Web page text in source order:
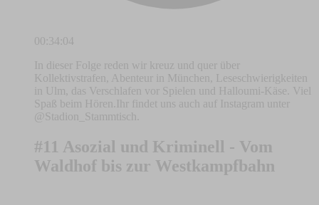
00:34:04
In dieser Folge reden wir kreuz und quer über
Kollektivstrafen, Abenteur in München, Leseschwierigkeiten
in Ulm, das Verschlafen vor Spielen und Halloumi-Käse. Viel
Spaß beim Hören.Ihr findet uns auch auf Instagram unter
@Stadion_Stammtisch.
#11 Asozial und Kriminell - Vom
Waldhof bis zur Westkampfbahn